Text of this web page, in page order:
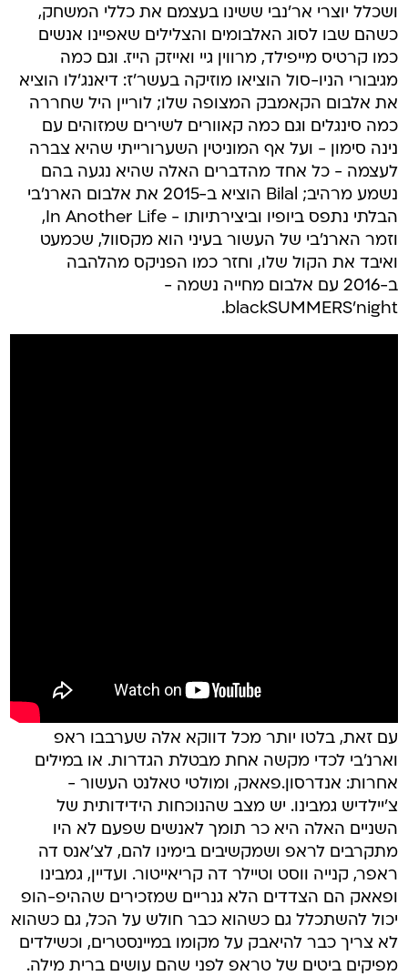
ושכלל יוצרי אר'נבי ששינו בעצמם את כללי המשחק,
כשהם שבו לסוג האלבומים והצלילים שאפיינו אנשים
כמו קרטיס מייפילד, מרווין גיי ואייזק הייז. וגם כמה
מגיבורי הניו-סול הוציאו מוזיקה בעשר'ז: דיאנג'לו הוציא
את אלבום הקאמבק המצופה שלו; לוריין היל שחררה
כמה סינגלים וגם כמה קאוורים לשירים שמזוהים עם
נינה סימון - ועל אף המוניטין השערורייתי שהיא צברה
לעצמה - כל אחד מהדברים האלה שהיא נגעה בהם
נשמע מרהיב; Bilal הוציא ב-2015 את אלבום הארנ'בי
הבלתי נתפס ביופיו וביצירתיותו - In Another Life,
וזמר הארנ'בי של העשור בעיני הוא מקסוול, שכמעט
ואיבד את הקול שלו, וחזר כמו הפניקס מהלהבה
ב-2016 עם אלבום מחייה נשמה -
blackSUMMERS'night.
עם זאת, בלטו יותר מכל דווקא אלה שערבבו ראפ
וארנ'בי לכדי מקשה אחת מבטלת הגדרות. או במילים
אחרות: אנדרסון.פאאק, ומולטי טאלנט העשור -
צ'יילדיש גמבינו. יש מצב שהנוכחות הידידותית של
השניים האלה היא כר תומך לאנשים שפעם לא היו
מתקרבים לראפ ושמקשיבים בימינו להם, לצ'אנס דה
ראפר, קנייה ווסט וטיילר דה קריאייטור. ועדיין, גמבינו
ופאאק הם הצדדים הלא גנריים שמזכירים שההיפ-הופ
יכול להשתכלל גם כשהוא כבר חולש על הכל, גם כשהוא
לא צריך כבר להיאבק על מקומו במיינסטרים, וכשילדים
מפיקים ביטים של טראפ לפני שהם עושים ברית מילה.